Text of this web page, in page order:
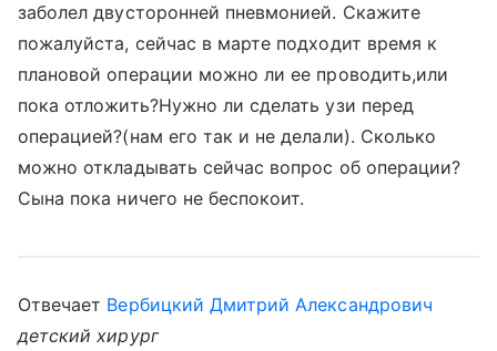
заболел двусторонней пневмонией. Скажите
пожалуйста, сейчас в марте подходит время к
плановой операции можно ли ее проводить,или
пока отложить?Нужно ли сделать узи перед
операцией?(нам его так и не делали). Сколько
можно откладывать сейчас вопрос об операции?
Сына пока ничего не беспокоит.
Отвечает Вербицкий Дмитрий Александрович
детский хирург